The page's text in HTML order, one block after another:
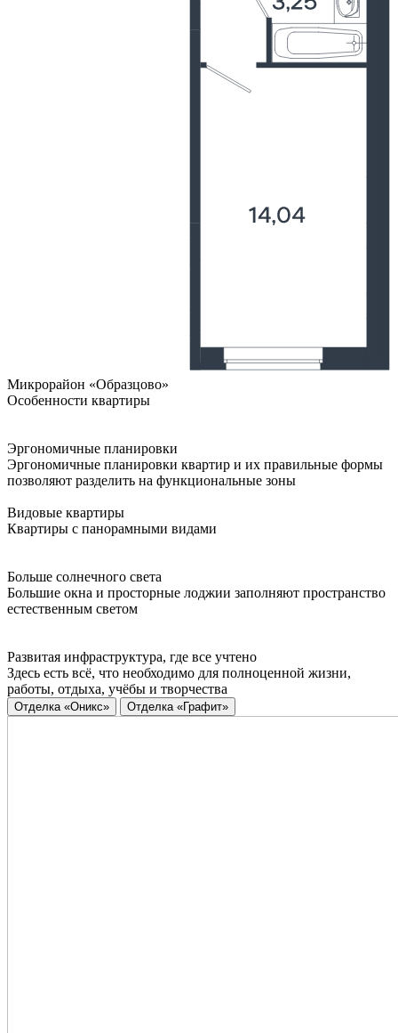
Микрорайон «Образцово»
Особенности квартиры
Эргономичные планировки
Эргономичные планировки квартир и их правильные формы
позволяют разделить на функциональные зоны
Видовые квартиры
Квартиры с панорамными видами
Больше солнечного света
Большие окна и просторные лоджии заполняют пространство
естественным светом
Развитая инфраструктура, где все учтено
Здесь есть всё, что необходимо для полноценной жизни,
работы, отдыха, учёбы и творчества
Отделка «Оникс» Отделка «Графит»